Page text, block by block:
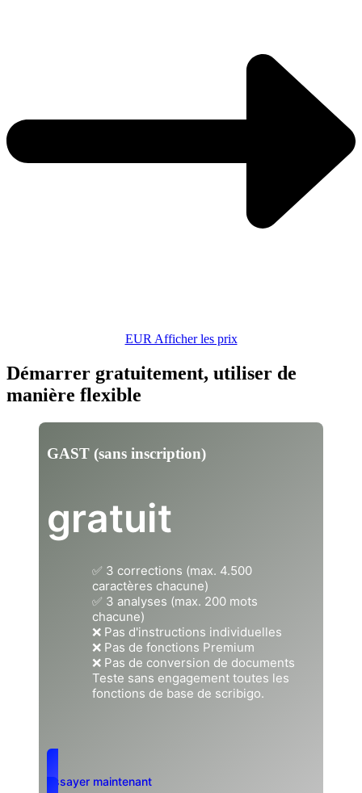
EUR Afficher les prix
Démarrer gratuitement, utiliser de
manière flexible
GAST (sans inscription)
gratuit
✅ 3 corrections (max. 4.500
caractères chacune)
✅ 3 analyses (max. 200 mots
chacune)
❌ Pas d'instructions individuelles
❌ Pas de fonctions Premium
❌ Pas de conversion de documents
Teste sans engagement toutes les
fonctions de base de scribigo.
Essayer maintenant